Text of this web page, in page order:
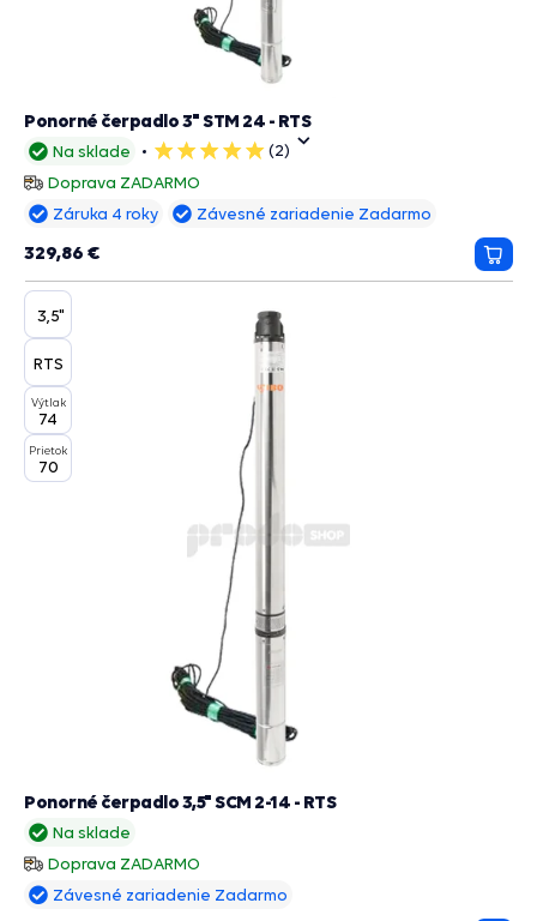
Na sklade
5
hviezdičiek
(2)
Doprava ZADARMO
Ponorné čerpadlo 3" STM 24 - RTS
Záruka 4 roky Závesné zariadenie Zadarmo
329,86 €
do
3,5"
RTS
Výtlak
74
Prietok
70
Na sklade
Doprava ZADARMO
Ponorné čerpadlo 3,5" SCM 2-14 - RTS
Závesné zariadenie Zadarmo